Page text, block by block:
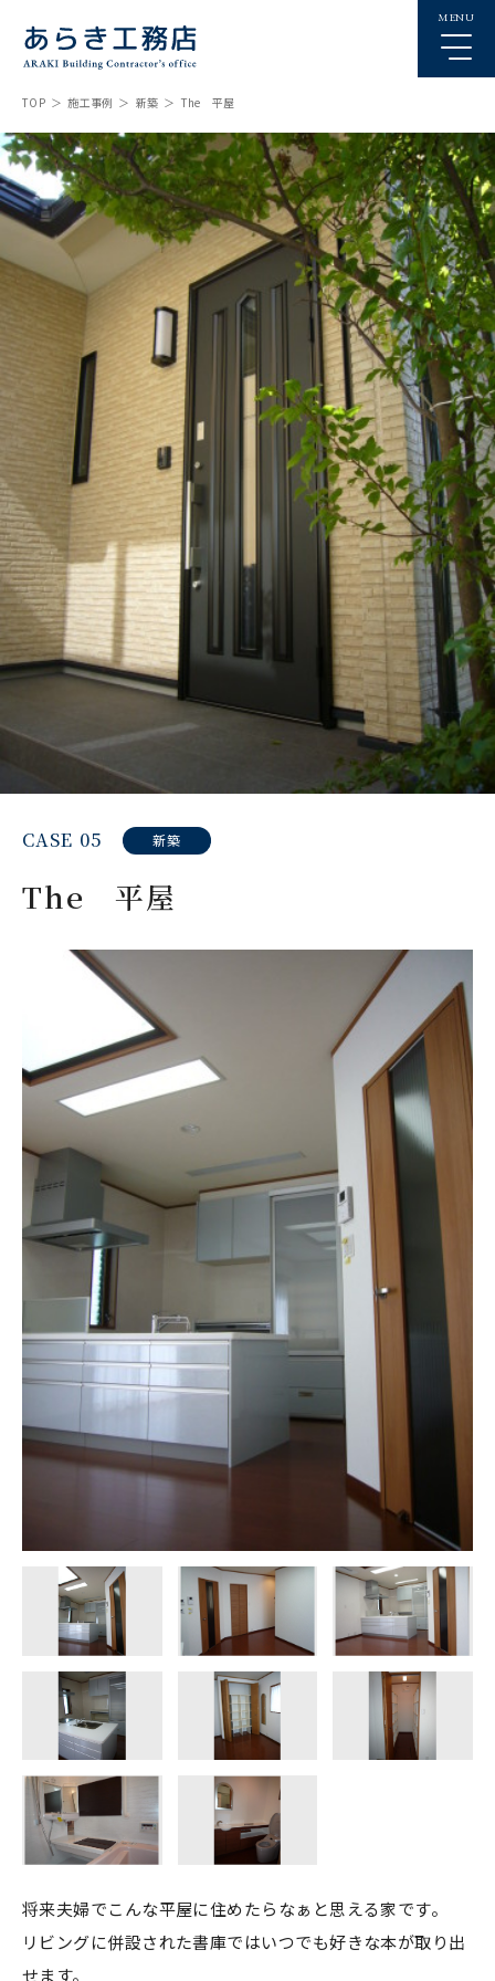
MENU
TOP 施工事例 新築 The 平屋
CASE 05 新築
The 平屋
将来夫婦でこんな平屋に住めたらなぁと思える家です。
リビングに併設された書庫ではいつでも好きな本が取り出
せます。